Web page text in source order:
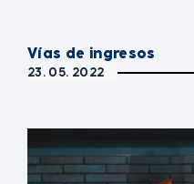
Vías de ingresos
23. 05. 2022